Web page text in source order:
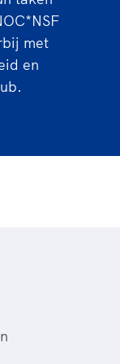
met
en